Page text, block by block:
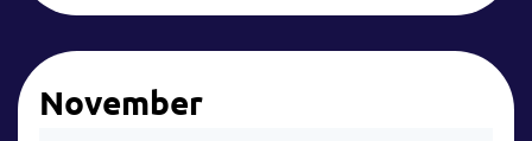
November